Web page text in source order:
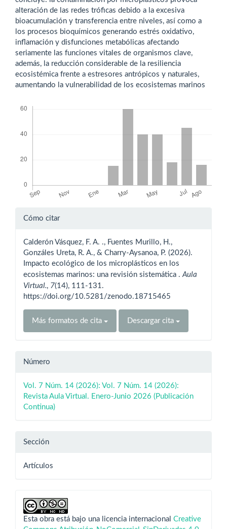
alteración de las redes tróficas debido a la excesiva
bioacumulación y transferencia entre niveles, así como a
los procesos bioquímicos generando estrés oxidativo,
inflamación y disfunciones metabólicas afectando
seriamente las funciones vitales de organismos clave,
además, la reducción considerable de la resiliencia
ecosistémica frente a estresores antrópicos y naturales,
aumentando la vulnerabilidad de los ecosistemas marinos
Detalles
artículo
Cómo citar
Calderón Vásquez, F. A. ., Fuentes Murillo, H.,
Gonzáles Ureta, R. A., & Charry-Aysanoa, P. (2026).
Impacto ecológico de los microplásticos en los
ecosistemas marinos: una revisión sistemática .Aula
Virtual., 7(14), 111-131.
https://doi.org/10.5281/zenodo.18715465
Más formatos de cita Descargar cita
Número
Vol. 7 Núm. 14 (2026): Vol. 7 Núm. 14 (2026):
Revista Aula Virtual. Enero-Junio 2026 (Publicación
Continua)
Sección
Artículos
Esta obra está bajo una licencia internacional Creative